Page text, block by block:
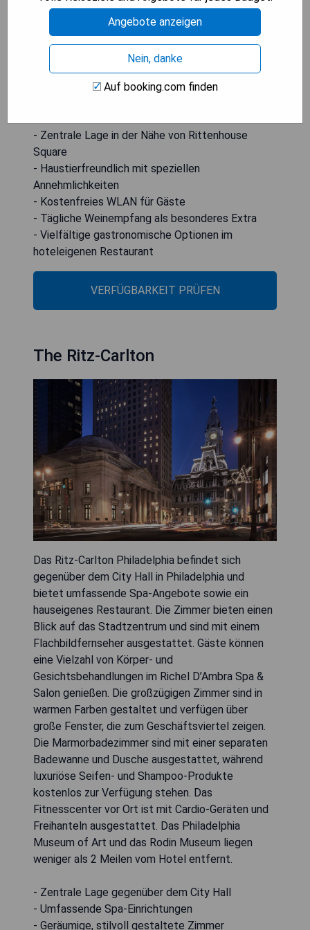
sowie jeden Abend von 17:00 bis 18:00 Uhr eine
Weinempfang. Im Restaurant Square 1862
werden Frühstück, Mittag- und Abendessen
serviert. Das Walnut Street Shopping ist nur 110
Meter vom Hotel entfernt, während die
- Zentrale Lage in der Nähe von Rittenhouse
Square
- Haustierfreundlich mit speziellen
Annehmlichkeiten
- Kostenfreies WLAN für Gäste
- Tägliche Weinempfang als besonderes Extra
- Vielfältige gastronomische Optionen im
hoteleigenen Restaurant
VERFÜGBARKEIT PRÜFEN
The Ritz-Carlton
Das Ritz-Carlton Philadelphia befindet sich
gegenüber dem City Hall in Philadelphia und
bietet umfassende Spa-Angebote sowie ein
hauseigenes Restaurant. Die Zimmer bieten einen
Blick auf das Stadtzentrum und sind mit einem
Flachbildfernseher ausgestattet. Gäste können
eine Vielzahl von Körper- und
Gesichtsbehandlungen im Richel D’Ambra Spa &
Salon genießen. Die großzügigen Zimmer sind in
warmen Farben gestaltet und verfügen über
große Fenster, die zum Geschäftsviertel zeigen.
Die Marmorbadezimmer sind mit einer separaten
Badewanne und Dusche ausgestattet, während
luxuriöse Seifen- und Shampoo-Produkte
kostenlos zur Verfügung stehen. Das
Fitnesscenter vor Ort ist mit Cardio-Geräten und
Freihanteln ausgestattet. Das Philadelphia
Museum of Art und das Rodin Museum liegen
weniger als 2 Meilen vom Hotel entfernt.
- Zentrale Lage gegenüber dem City Hall
- Umfassende Spa-Einrichtungen
- Geräumige, stilvoll gestaltete Zimmer
Angebote anzeigen
Nein, danke
Auf booking.com finden